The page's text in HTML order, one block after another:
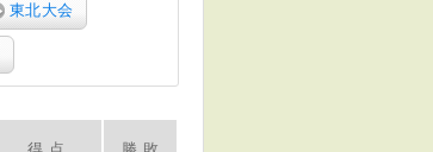
東北大会